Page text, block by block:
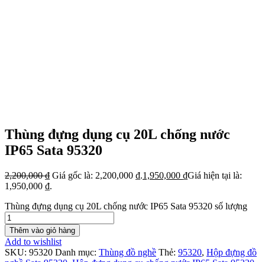
Thùng đựng dụng cụ 20L chống nước
IP65 Sata 95320
2,200,000₫ Giá gốc là: 2,200,000 ₫.1,950,000 ₫Giá hiện tại là:
1,950,000 ₫.
Thùng đựng dụng cụ 20L chống nước IP65 Sata 95320 số lượng
Thêm vào giỏ hàng
Add to wishlist
SKU: 95320 Danh mục: Thùng đồ nghề Thẻ: 95320, Hộp đựng đồ